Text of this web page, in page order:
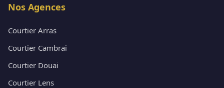
Nos Agences
Courtier Arras
Courtier Cambrai
Courtier Douai
Courtier Lens